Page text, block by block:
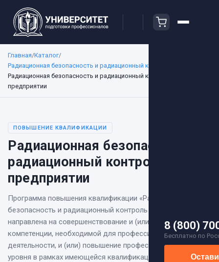
8 (800)
Бесплатно по
Главная/Каталог/
Радиационная безопасность и радиационный контроль
Радиационная безопасность и радиационный контроль на
предприятии
ПОВЫШЕНИЕ КВАЛИФИКАЦИИ
Радиационная безопасность и
радиационный контроль на
предприятии
Программа повышения квалификации «Радиационная
безопасность и радиационный контроль на предприятии
направлена на совершенствование и (или) получение новой
компетенции, необходимой для профессиональной
деятельности, и (или) повышение профессионального
уровня в рамках имеющейся квалификации.